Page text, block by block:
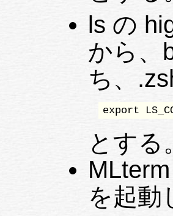
ls の
から、
ち、
export
とする
を起動